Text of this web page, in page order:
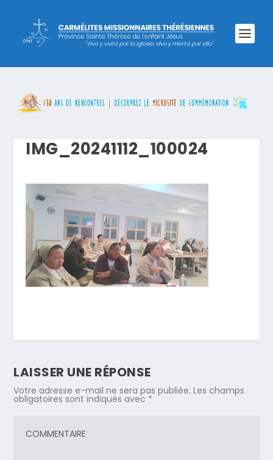
IMG_20241112_100024
LAISSER UNE RÉPONSE
Votre adresse e-mail ne sera pas publiée. Les champs
obligatoires sont indiqués avec *